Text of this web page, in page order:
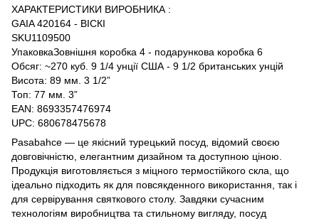
ХАРАКТЕРИСТИКИ ВИРОБНИКА :
GAIA 420164 - ВІСКІ
SKU1109500
УпаковкаЗовнішня коробка 4 - подарункова коробка 6
Обсяг: ~270 куб. 9 1/4 унції США - 9 1/2 британських унцій
Висота: 89 мм. 3 1/2”
Топ: 77 мм. 3”
EAN: 8693357476974
UPC: 680678475678
Pasabahce — це якісний турецький посуд, відомий своєю
довговічністю, елегантним дизайном та доступною ціною.
Продукція виготовляється з міцного термостійкого скла, що
ідеально підходить як для повсякденного використання, так і
для сервірування святкового столу. Завдяки сучасним
технологіям виробництва та стильному вигляду, посуд